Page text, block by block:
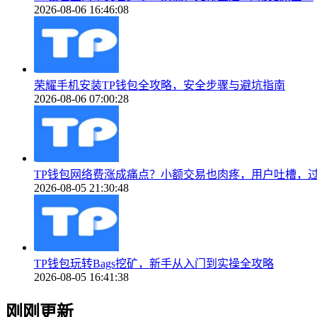
2026-08-06 16:46:08
荣耀手机安装TP钱包全攻略，安全步骤与避坑指南
2026-08-06 07:00:28
TP钱包网络费涨成痛点？小额交易也肉疼，用户吐槽，
2026-08-05 21:30:48
TP钱包玩转Bags挖矿，新手从入门到实操全攻略
2026-08-05 16:41:38
刚刚更新